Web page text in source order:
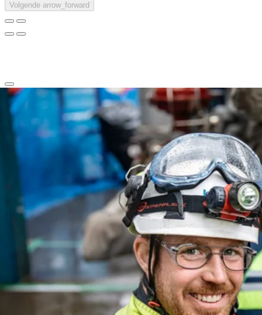
Volgende arrow_forward
clear
arrow_back_ios_new
favorite
share